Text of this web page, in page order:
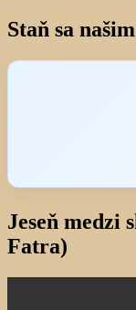
Staň sa
Jeseň medzi
Fatra)